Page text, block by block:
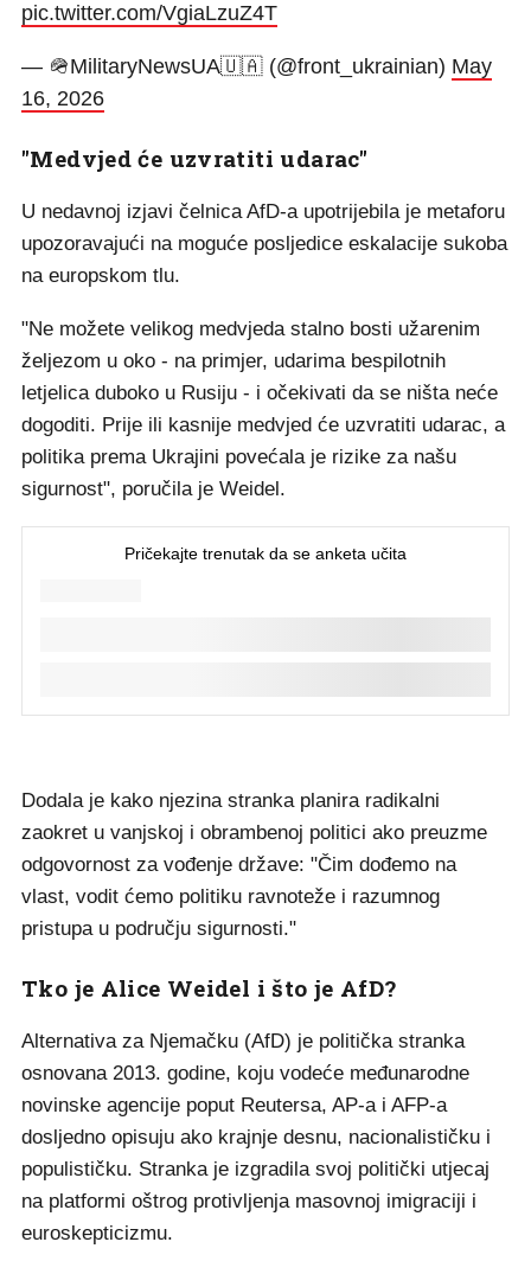
pic.twitter.com/VgiaLzuZ4T
— 🪖MilitaryNewsUA🇺🇦 (@front_ukrainian) May
16, 2026
"Medvjed će uzvratiti udarac"
U nedavnoj izjavi čelnica AfD-a upotrijebila je metaforu
upozoravajući na moguće posljedice eskalacije sukoba
na europskom tlu.
"Ne možete velikog medvjeda stalno bosti užarenim
željezom u oko - na primjer, udarima bespilotnih
letjelica duboko u Rusiju - i očekivati da se ništa neće
dogoditi. Prije ili kasnije medvjed će uzvratiti udarac, a
politika prema Ukrajini povećala je rizike za našu
sigurnost", poručila je Weidel.
Dodala je kako njezina stranka planira radikalni
zaokret u vanjskoj i obrambenoj politici ako preuzme
odgovornost za vođenje države: "Čim dođemo na
vlast, vodit ćemo politiku ravnoteže i razumnog
pristupa u području sigurnosti."
Tko je Alice Weidel i što je AfD?
Alternativa za Njemačku (AfD) je politička stranka
osnovana 2013. godine, koju vodeće međunarodne
novinske agencije poput Reutersa, AP-a i AFP-a
dosljedno opisuju ako krajnje desnu, nacionalističku i
populističku. Stranka je izgradila svoj politički utjecaj
na platformi oštrog protivljenja masovnoj imigraciji i
euroskepticizmu.